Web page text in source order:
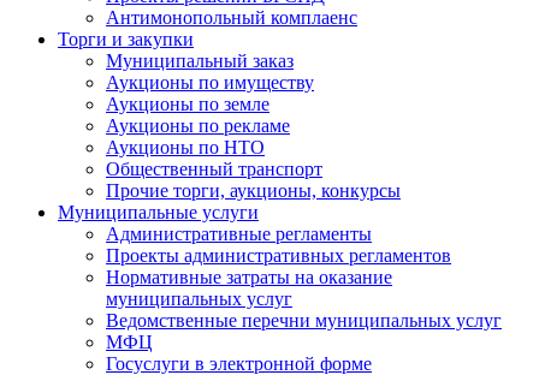
Антимонопольный комплаенс
Торги и закупки
Муниципальный заказ
Аукционы по имуществу
Аукционы по земле
Аукционы по рекламе
Аукционы по НТО
Общественный транспорт
Прочие торги, аукционы, конкурсы
Муниципальные услуги
Административные регламенты
Проекты административных регламентов
Нормативные затраты на оказание
муниципальных услуг
Ведомственные перечни муниципальных услуг
МФЦ
Госуслуги в электронной форме